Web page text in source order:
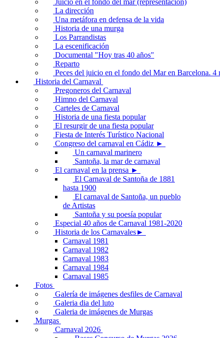
Juicio en el fondo del mar (representación)
La dirección
Una metáfora en defensa de la vida
Historia de una murga
Los Parrandistas
La escenificación
Documental "Hoy tras 40 años"
Reparto
Peces del juicio en el fondo del Mar en Barcelona. 4
Historia del Carnaval
Pregoneros del Carnaval
Himno del Carnaval
Carteles de Carnaval
Historia de una fiesta popular
El resurgir de una fiesta popular
Fiesta de Interés Turístico Nacional
Congreso del carnaval en Cádiz ►
Un carnaval marinero
Santoña, la mar de carnaval
El carnaval en la prensa ►
El Carnaval de Santoña de 1881
hasta 1900
El carnaval de Santoña, un pueblo
de Artistas
Santoña y su poesía popular
Especial 40 años de Carnaval 1981-2020
Historia de los Carnavales►
Carnaval 1981
Carnaval 1982
Carnaval 1983
Carnaval 1984
Carnaval 1985
Fotos
Galería de imágenes desfiles de Carnaval
Galeria dia del luto
Galeria de imágenes de Murgas
Murgas
Carnaval 2026